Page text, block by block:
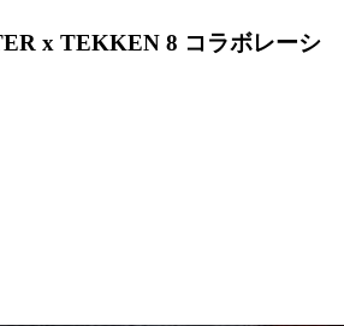
x TEKKEN 8 コラボレーシ